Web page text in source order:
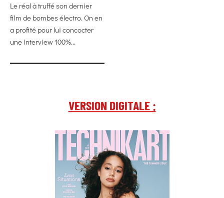
Le réal à truffé son dernier
film de bombes électro. On en
a profité pour lui concocter
une interview 100%...
VERSION DIGITALE :